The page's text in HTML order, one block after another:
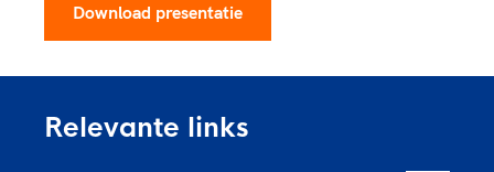
Download presentatie
Relevante links